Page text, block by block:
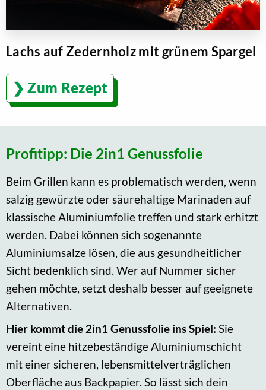
Lachs auf Zedernholz mit grünem Spargel
Zum Rezept
Profitipp: Die 2in1 Genussfolie
Beim Grillen kann es problematisch werden, wenn
salzig gewürzte oder säurehaltige Marinaden auf
klassische Aluminiumfolie treffen und stark erhitzt
werden. Dabei können sich sogenannte
Aluminiumsalze lösen, die aus gesundheitlicher
Sicht bedenklich sind. Wer auf Nummer sicher
gehen möchte, setzt deshalb besser auf geeignete
Alternativen.
Hier kommt die 2in1 Genussfolie ins Spiel: Sie
vereint eine hitzebeständige Aluminiumschicht
mit einer sicheren, lebensmittelverträglichen
Oberfläche aus Backpapier. So lässt sich dein